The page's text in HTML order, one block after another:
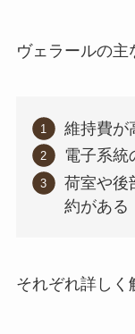
ヴェラールの主
維持費が
電子系統
荷室や後
約がある
それぞれ詳しく